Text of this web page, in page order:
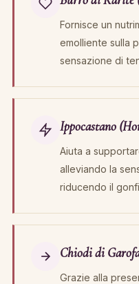
Fornisce un
emolliente sulla
sensazione di
Ippocastano
Aiuta a
alleviando la
riducendo il
Chiodi di
Grazie alla